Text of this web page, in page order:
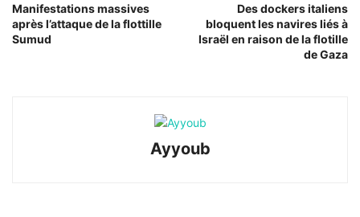
Manifestations massives
après l’attaque de la flottille
Sumud
Des dockers italiens
bloquent les navires liés à
Israël en raison de la flotille
de Gaza
Ayyoub